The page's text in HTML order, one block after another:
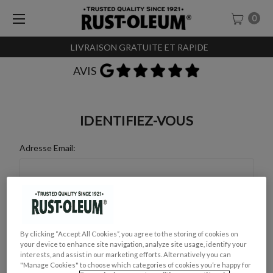
LIVRAISON GRATUITE ET RAPIDE
0
AVIS
IDENTIFIEZ-VOUS
Adresse Email:
Mot de Passe :
By clicking “Accept All Cookies”, you agree to the storing of cookies on
your device to enhance site navigation, analyze site usage, identify your
interests, and assist in our marketing efforts. Alternatively you can
"Manage Cookies" to choose which categories of cookies you’re happy for